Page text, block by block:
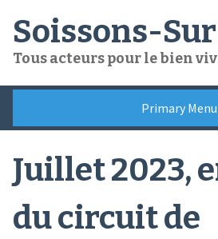
content
Soissons-
Tous acteurs pour le bien
Primary Menu
Juillet 2023,
du circuit de